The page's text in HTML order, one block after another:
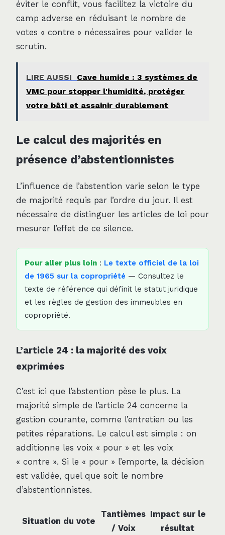
éviter le conflit, vous facilitez la victoire du
camp adverse en réduisant le nombre de
votes « contre » nécessaires pour valider le
scrutin.
LIRE AUSSI
Cave humide : 3 systèmes de
VMC pour stopper l'humidité, protéger
votre bâti et assainir durablement
Le calcul des majorités en
présence d’abstentionnistes
L’influence de l’abstention varie selon le type
de majorité requis par l’ordre du jour. Il est
nécessaire de distinguer les articles de loi pour
mesurer l’effet de ce silence.
Pour aller plus loin : Le texte officiel de la loi
de 1965 sur la copropriété — Consultez le
texte de référence qui définit le statut juridique
et les règles de gestion des immeubles en
copropriété.
L’article 24 : la majorité des voix
exprimées
C’est ici que l’abstention pèse le plus. La
majorité simple de l’article 24 concerne la
gestion courante, comme l’entretien ou les
petites réparations. Le calcul est simple : on
additionne les voix « pour » et les voix
« contre ». Si le « pour » l’emporte, la décision
est validée, quel que soit le nombre
d’abstentionnistes.
Situation du vote
Tantièmes
/ Voix
Impact sur le
résultat